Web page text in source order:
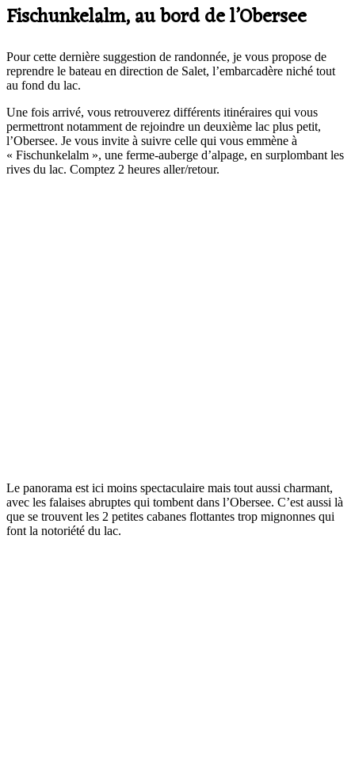
Fischunkelalm, au bord de l’Obersee
Pour cette dernière suggestion de randonnée, je vous propose de
reprendre le bateau en direction de Salet, l’embarcadère niché tout
au fond du lac.
Une fois arrivé, vous retrouverez différents itinéraires qui vous
permettront notamment de rejoindre un deuxième lac plus petit,
l’Obersee. Je vous invite à suivre celle qui vous emmène à
« Fischunkelalm », une ferme-auberge d’alpage, en surplombant les
rives du lac. Comptez 2 heures aller/retour.
Le panorama est ici moins spectaculaire mais tout aussi charmant,
avec les falaises abruptes qui tombent dans l’Obersee. C’est aussi là
que se trouvent les 2 petites cabanes flottantes trop mignonnes qui
font la notoriété du lac.